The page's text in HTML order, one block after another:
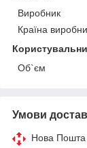
Виробник
Країна
Об`єм
Умови
Нова Пошта